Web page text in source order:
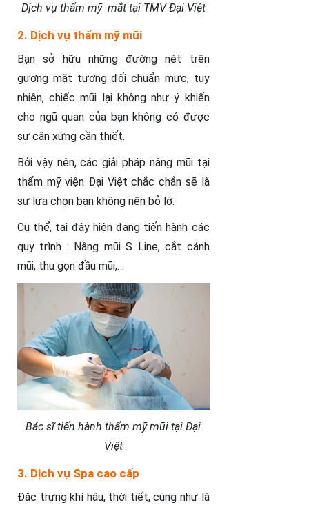
Dịch vụ thẩm mỹ mắt tại TMV Đại Việt
2. Dịch vụ thẩm mỹ mũi
Bạn sở hữu những đường nét trên
gương mặt tương đối chuẩn mực, tuy
nhiên, chiếc mũi lại không như ý khiến
cho ngũ quan của bạn không có được
sự cân xứng cần thiết.
Bởi vậy nên, các giải pháp nâng mũi tại
thẩm mỹ viện Đại Việt chắc chắn sẽ là
sự lựa chọn bạn không nên bỏ lỡ.
Cụ thể, tại đây hiện đang tiến hành các
quy trình : Nâng mũi S Line, cắt cánh
mũi, thu gọn đầu mũi,…
Bác sĩ tiến hành thẩm mỹ mũi tại Đại
Việt
3. Dịch vụ Spa cao cấp
Đặc trưng khí hậu, thời tiết, cũng như là